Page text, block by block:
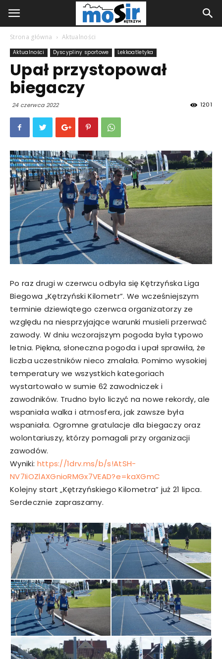
Strona główna Aktualności
Aktualności Dyscypliny sportowe Lekkoatletyka
Upał przystopował
biegaczy
24 czerwca 2022 1201
Po raz drugi w czerwcu odbyła się Kętrzyńska Liga
Biegowa „Kętrzyński Kilometr”. We wcześniejszym
terminie dziewiątego czerwca organizatorzy ze
względu na niesprzyjające warunki musieli przerwać
zawody. W dniu wczorajszym pogoda była typowo
letnia. Piękna, słoneczna pogoda i upał sprawiła, że
liczba uczestników nieco zmalała. Pomimo wysokiej
temperatury we wszystkich kategoriach
wystartowało w sumie 62 zawodniczek i
zawodników. Trudno było liczyć na nowe rekordy, ale
wspaniała walka i atmosfera, jak zawsze była
wspaniała. Ogromne gratulacje dla biegaczy oraz
wolontariuszy, którzy pomagali przy organizacji
zawodów.
Wyniki: https://1drv.ms/b/s!AtSH-
NV7IiOZlAXGnioRMGx7VEAD?e=kaXGmC
Kolejny start „Kętrzyńskiego Kilometra” już 21 lipca.
Serdecznie zapraszamy.